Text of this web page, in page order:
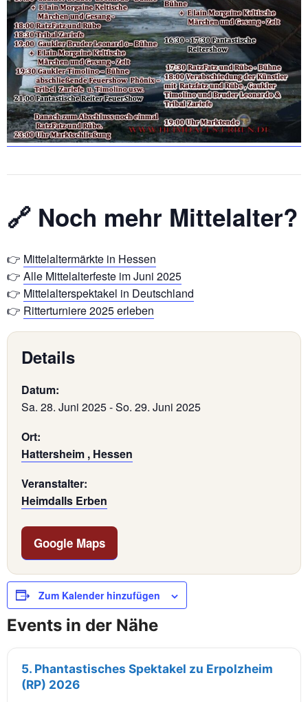
🔗 Noch mehr Mittelalter?
👉 Mittelaltermärkte in Hessen
👉 Alle Mittelalterfeste im Juni 2025
👉 Mittelalterspektakel in Deutschland
👉 Ritterturniere 2025 erleben
Details
Datum:
Sa. 28. Juni 2025-So. 29. Juni 2025
Ort:
Hattersheim , Hessen
Veranstalter:
Heimdalls Erben
Google Maps
Zum Kalender hinzufügen
Events in der Nähe
5. Phantastisches Spektakel zu Erpolzheim
(RP) 2026